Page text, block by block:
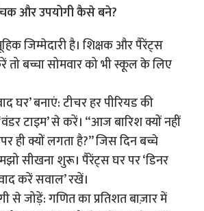
और उपयोगी कैसे बने?
जिम्मेदारी है। शिक्षक और पैरेंट्स
तो बच्चा सोमवार को भी स्कूल के लिए
घर’ बनाएं: टीचर हर पीरियड की
टाइम’ से करें। “आज बारिश क्यों नहीं
ही क्यों लगता है?” जिस दिन बच्चे
सीखना शुरू। पैरेंट्स घर पर ‘डिनर
करें सवाल’ रखें।
से जोड़ें: गणित का प्रतिशत बाज़ार में